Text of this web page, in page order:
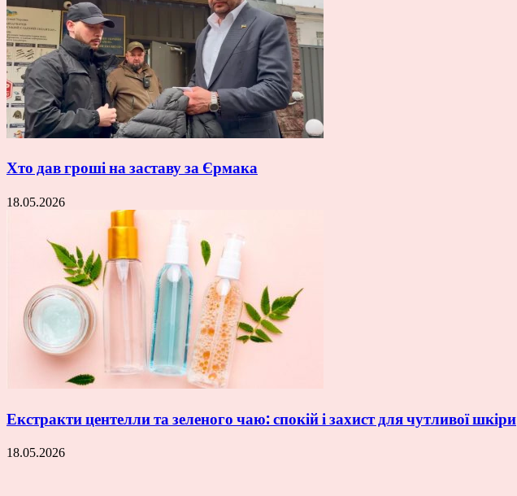
Хто дав гроші на заставу за Єрмака
18.05.2026
Екстракти центелли та зеленого чаю: спокій і захист для чутливої шкіри
18.05.2026